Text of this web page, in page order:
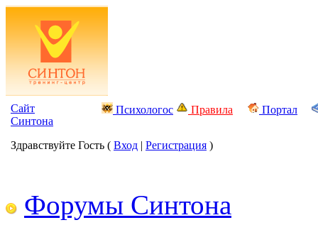
Сайт
Синтона
Психологос Правила Портал
Здравствуйте Гость ( Вход | Регистрация )
Форумы Синтона